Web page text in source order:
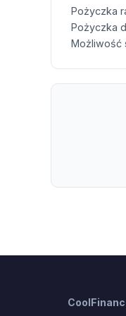
Pożyczka
Pożyczka
Możliwość